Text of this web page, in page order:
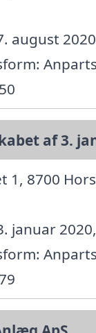
august
af 3.
1, 8700
januar 2020,